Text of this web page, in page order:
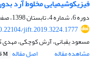
فیزیکوشیمیایی مخلوط آرد
دوره 6، شماره 4، تابستان 1398، صفحه
jift.2019.3224.1777
مسعود یقبانی، آرش کوچکی، مهدی
مشاهده مقاله
اصل مقاله M